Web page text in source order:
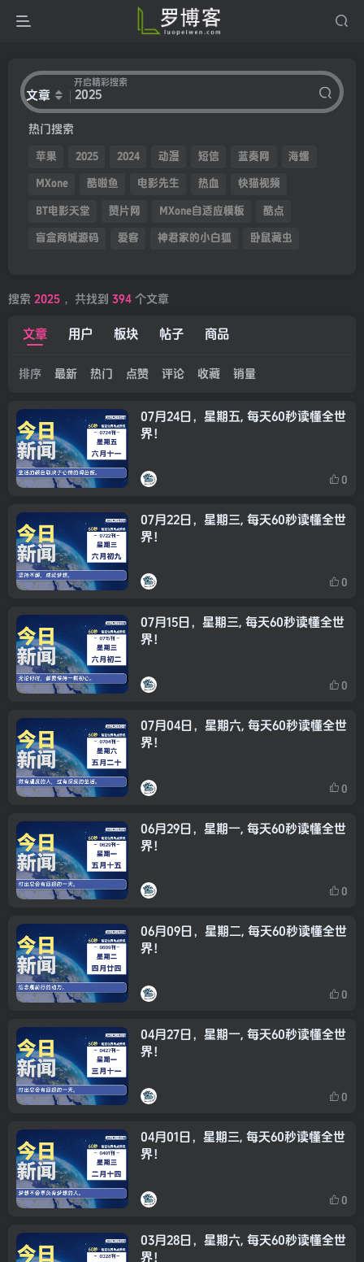
文章
开启精彩搜索
热门搜索
苹果 2025 2024 动漫 短信 蓝奏网 海螺
MXone 酷啦鱼 电影先生 热血 快猫视频
BT电影天堂 赞片网 MXone自适应模板 酷点
盲盒商城源码 爱客 神君家的小白狐 卧鼠藏虫
搜索 2025 ，共找到 394 个文章
文章 用户 板块 帖子 商品
排序 最新 热门 点赞 评论 收藏 销量
07月24日，星期五, 每天60秒读懂全世
界！
0
07月22日，星期三, 每天60秒读懂全世
界！
0
07月15日，星期三, 每天60秒读懂全世
界！
0
07月04日，星期六, 每天60秒读懂全世
界！
0
06月29日，星期一, 每天60秒读懂全世
界！
0
06月09日，星期二, 每天60秒读懂全世
界！
0
04月27日，星期一, 每天60秒读懂全世
界！
0
04月01日，星期三, 每天60秒读懂全世
界！
0
03月28日，星期六, 每天60秒读懂全世
界！